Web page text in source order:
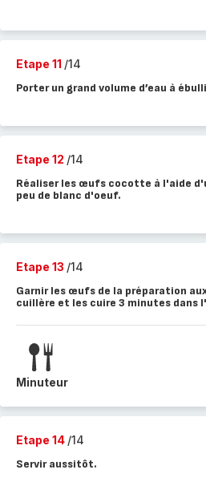
Etape 11 /14
Porter un grand volume d’eau à
Etape 12 /14
Réaliser les œufs cocotte à l'aide
peu de blanc d'oeuf.
Etape 13 /14
Garnir les œufs de la préparation
cuillère et les cuire 3 minutes dans
Minuteur
Etape 14 /14
Servir aussitôt.